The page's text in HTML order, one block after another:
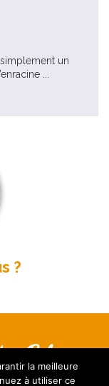
simplement un
...
?
la meilleure
à utiliser ce